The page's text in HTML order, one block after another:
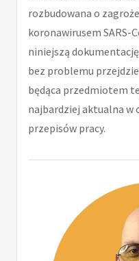
rozbudowana o
koronawirusem SARS-
niniejszą
bez problemu
będąca przedmiotem
najbardziej aktualna w
przepisów pracy.